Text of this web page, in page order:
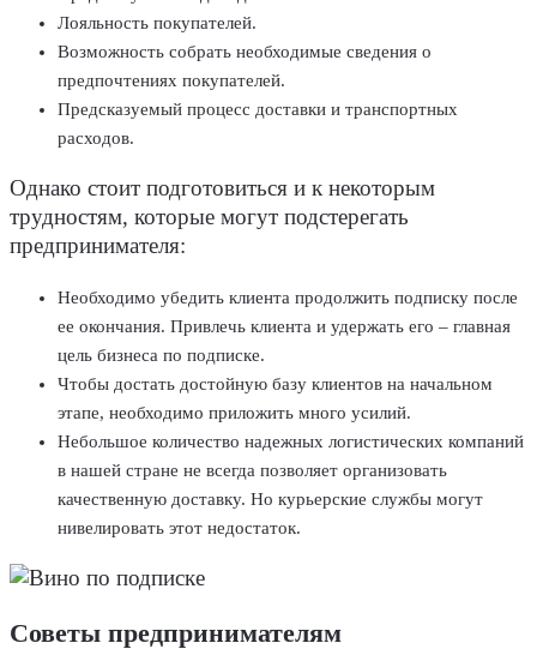
Лояльность покупателей.
Возможность собрать необходимые сведения о
предпочтениях покупателей.
Предсказуемый процесс доставки и транспортных
расходов.
Однако стоит подготовиться и к некоторым
трудностям, которые могут подстерегать
предпринимателя:
Необходимо убедить клиента продолжить подписку после
ее окончания. Привлечь клиента и удержать его – главная
цель бизнеса по подписке.
Чтобы достать достойную базу клиентов на начальном
этапе, необходимо приложить много усилий.
Небольшое количество надежных логистических компаний
в нашей стране не всегда позволяет организовать
качественную доставку. Но курьерские службы могут
нивелировать этот недостаток.
Советы предпринимателям